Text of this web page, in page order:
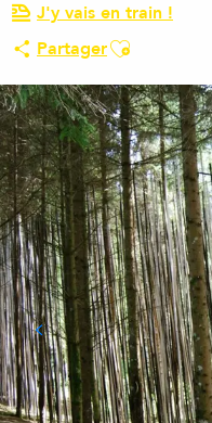
J'y vais en train !
PartagerAjouter aux